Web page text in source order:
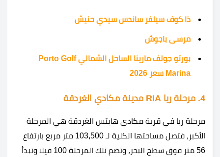
ذا كوف سيلفر ساندس سيدي حنيش
مرسى باجوش
بورتو جولف مارينا الساحل الشمالي Porto Golf
Marina سعر 2026
4. مرحلة ريا RIA مدينة مكادي الغردقة
مرحلة ريا في قرية مكادي هايتس الغردقة هي المرحلة
الأكبر، فتصل مساحتها الكلية لـ 103,500 متر مربع بارتفاع
56 متر فوق سطح البحر، وتضم تلك المرحلة 100 فيلا وتبدأ